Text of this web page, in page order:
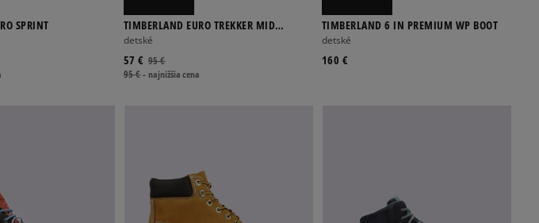
SPRINT
TIMBERLAND EURO TREKKER MID
LEATHER
detské
95 €
57 €
95 €-najnižšia cena
TIMBERLAND 6 IN PREMIUM WP BOOT
detské
160 €